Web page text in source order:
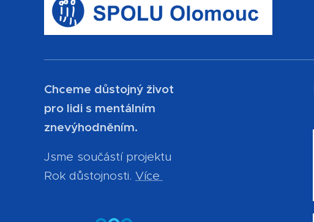
Chceme důstojný život
pro lidi s mentálním
znevýhodněním.
Jsme součástí projektu
Rok důstojnosti. Více